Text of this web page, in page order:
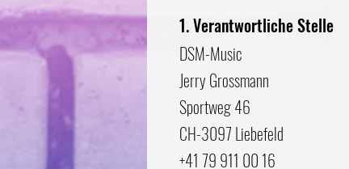
1. Verantwortliche Stelle
DSM-Music
Jerry Grossmann
Sportweg 46
CH-3097 Liebefeld
+41 79 911 00 16